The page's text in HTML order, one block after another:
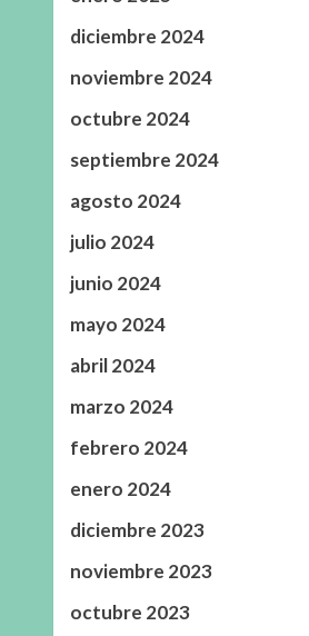
diciembre 2024
noviembre 2024
octubre 2024
septiembre 2024
agosto 2024
julio 2024
junio 2024
mayo 2024
abril 2024
marzo 2024
febrero 2024
enero 2024
diciembre 2023
noviembre 2023
octubre 2023